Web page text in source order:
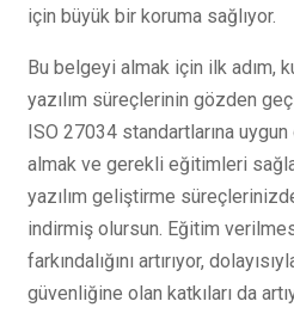
için büyük bir koruma sağlıyor.
Bu belgeyi almak için ilk adım,
yazılım süreçlerinin gözden
ISO 27034 standartlarına
almak ve gerekli eğitimleri
yazılım geliştirme
indirmiş olursun. Eğitim
farkındalığını artırıyor,
güvenliğine olan katkıları da